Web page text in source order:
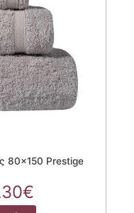
80×150 Prestige
€
τρέχουσα